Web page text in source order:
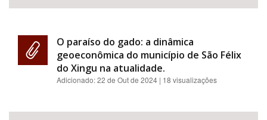
O paraíso do gado: a dinâmica
geoeconômica do município de São Félix
do Xingu na atualidade.
Adicionado:22 de Out de 2024 | 18 visualizações